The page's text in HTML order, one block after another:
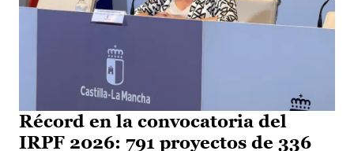
Récord en la convocatoria del
IRPF 2026: 791 proyectos de 336